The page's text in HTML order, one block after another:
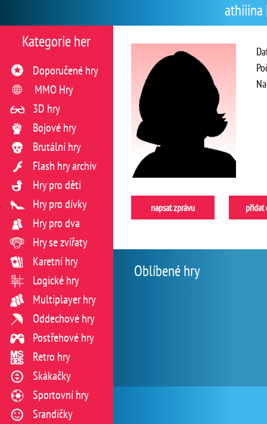
athiiina
napsat zprávu přidat
Oblíbené hry
Kategorie her
Doporučené hry
MMO Hry
3D hry
Bojové hry
Brutální hry
Flash hry archiv
Hry pro děti
Hry pro dívky
Hry pro dva
Hry se zvířaty
Karetní hry
Logické hry
Multiplayer hry
Oddechové hry
Postřehové hry
Retro hry
Skákačky
Sportovní hry
Srandičky